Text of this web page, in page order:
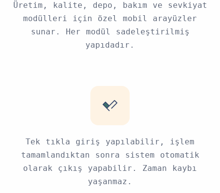
Üretim, kalite, depo, bakım ve sevkiyat
modülleri için özel mobil arayüzler
sunar. Her modül sadeleştirilmiş
yapıdadır.
Tek tıkla giriş yapılabilir, işlem
tamamlandıktan sonra sistem otomatik
olarak çıkış yapabilir. Zaman kaybı
yaşanmaz.